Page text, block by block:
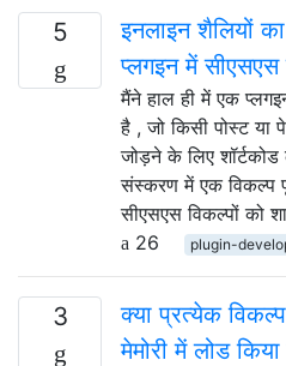
5
इनलाइन शैलियों
प्लगइन में
मैंने हाल ही में एक
है , जो किसी पोस्ट
जोड़ने के लिए
संस्करण में एक विकल्प
सीएसएस विकल्पों को
26
plugin-
3
क्या प्रत्येक
मेमोरी में लोड